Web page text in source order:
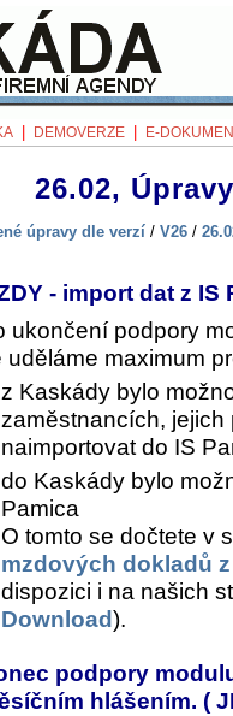
DEMOVERZE E-
26.02,
úpravy dle verzí / V26 /
- import dat z IS
ukončení podpory
uděláme maximum
z Kaskády bylo
zaměstnancích,
naimportovat do IS
do Kaskády bylo
Pamica
O tomto se dočtete v
mzdových dokladů
dispozici i na našich
Download).
podpory
hlášením. (